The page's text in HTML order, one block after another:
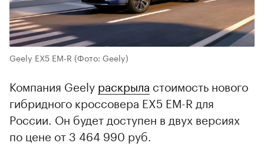
Geely EX5 EM-R (Фото: Geely)
Компания Geely раскрыла стоимость нового
гибридного кроссовера EX5 EM-R для
России. Он будет доступен в двух версиях
по цене от 3 464 990 руб.